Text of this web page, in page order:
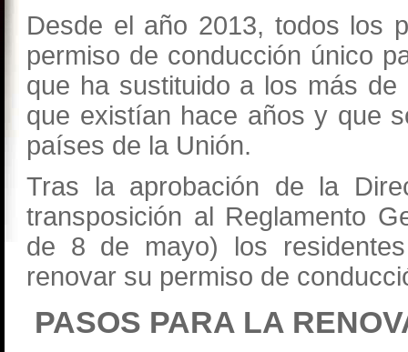
Desde el año 2013, todos los
permiso de conducción único
que ha sustituido a los más
que existían hace años y que
países de la Unión.
Tras la aprobación de la
transposición al Reglamento
de 8 de mayo) los
renovar su permiso de
PASOS PARA LA